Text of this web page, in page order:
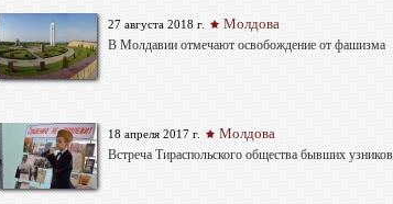
27 августа 2018 г. Молдова
В Молдавии отмечают освобождение от фашизма
18 апреля 2017 г. Молдова
Встреча Тираспольского общества бывших